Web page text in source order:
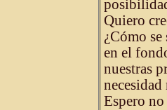
Quiero
¿Cómo
en el
nuestras
necesidad
Espero